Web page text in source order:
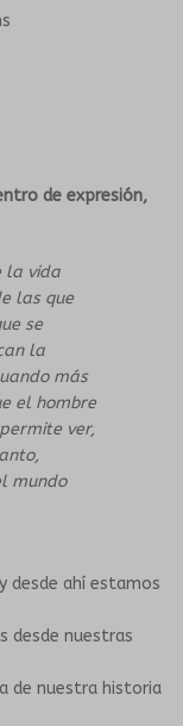
de expresión,
la vida
las que
se
la
más
el hombre
ver,
mundo
desde ahí estamos
desde nuestras
de nuestra historia